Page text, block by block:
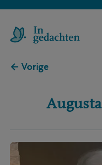
← Vorige
Augusta